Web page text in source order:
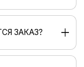
ЗАКАЗ?